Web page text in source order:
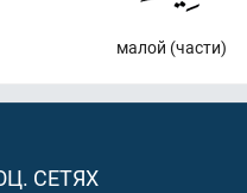
малой (части)
СЕТЯХ